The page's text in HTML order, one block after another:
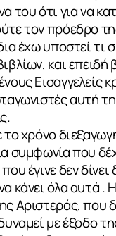
του ότι για να
τον πρόεδρο
έχω υποστεί τι
και
Εισαγγελείς
αυτή
το χρόνο
συμφωνία που
έγινε δεν
κάνει όλα αυτά .
Αριστεράς, που
με έξοδο